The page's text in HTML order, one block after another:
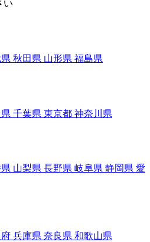
い
秋田県 山形県 福島県
千葉県 東京都 神奈川県
山梨県 長野県 岐阜県 静岡県 愛
兵庫県 奈良県 和歌山県